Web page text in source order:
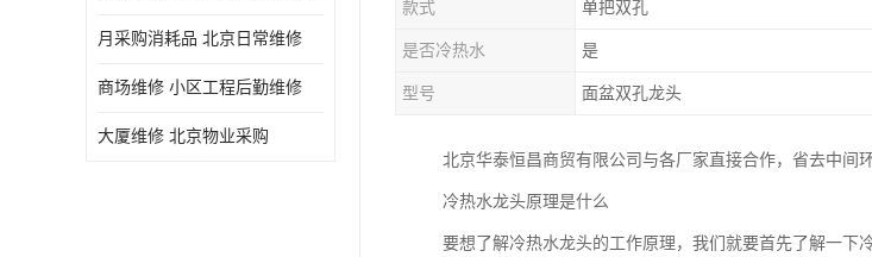
月采购消耗品 北京日常维修
商场维修 小区工程后勤维修
大厦维修 北京物业采购
款式 单把双孔
是否冷热水 是
型号 面盆双孔龙头
北京华泰恒昌商贸有限公司与各厂家直接合作，省去中间
冷热水龙头原理是什么
要想了解冷热水龙头的工作原理，我们就要首先了解一下